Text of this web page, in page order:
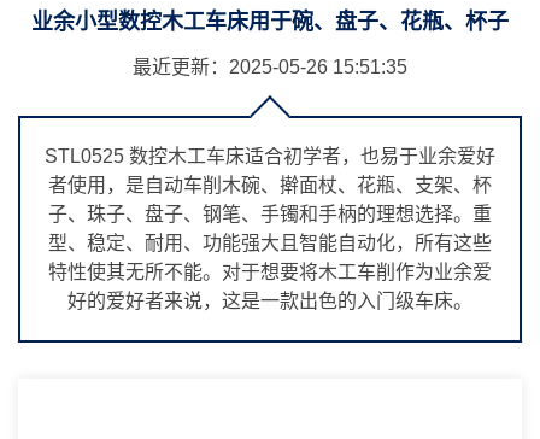
业余小型数控木工车床用于碗、盘子、花瓶、杯子
最近更新：2025-05-26 15:51:35
STL0525 数控木工车床适合初学者，也易于业余爱好
者使用，是自动车削木碗、擀面杖、花瓶、支架、杯
子、珠子、盘子、钢笔、手镯和手柄的理想选择。重
型、稳定、耐用、功能强大且智能自动化，所有这些
特性使其无所不能。对于想要将木工车削作为业余爱
好的爱好者来说，这是一款出色的入门级车床。